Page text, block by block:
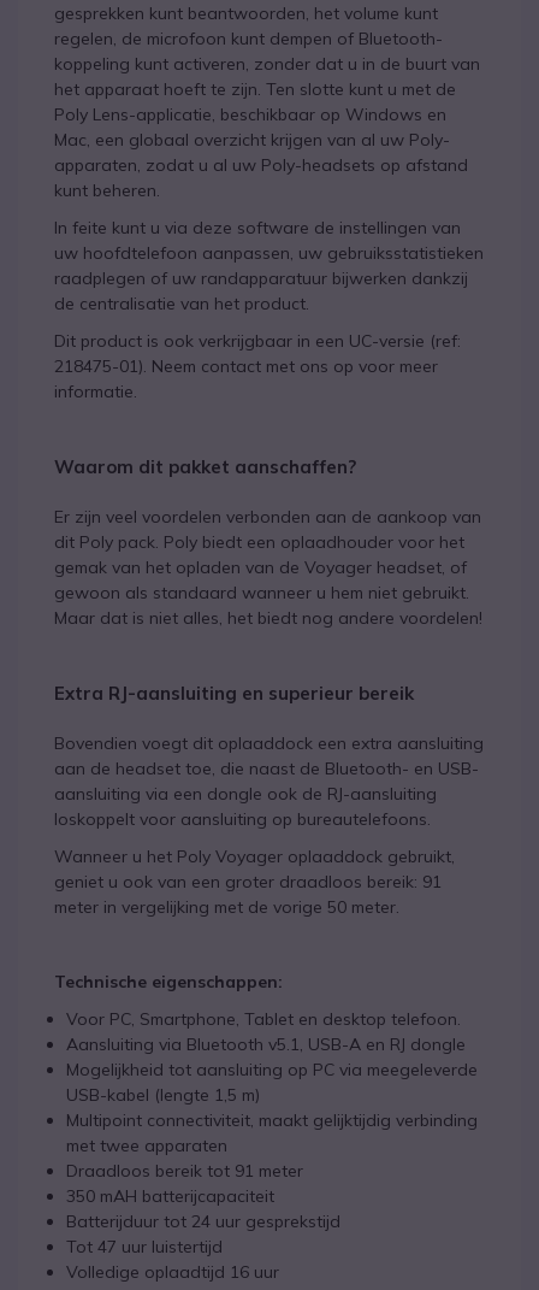
gesprekken kunt beantwoorden, het volume kunt
regelen, de microfoon kunt dempen of Bluetooth-
koppeling kunt activeren, zonder dat u in de buurt van
het apparaat hoeft te zijn. Ten slotte kunt u met de
Poly Lens-applicatie, beschikbaar op Windows en
Mac, een globaal overzicht krijgen van al uw Poly-
apparaten, zodat u al uw Poly-headsets op afstand
kunt beheren.
In feite kunt u via deze software de instellingen van
uw hoofdtelefoon aanpassen, uw gebruiksstatistieken
raadplegen of uw randapparatuur bijwerken dankzij
de centralisatie van het product.
Dit product is ook verkrijgbaar in een UC-versie (ref:
218475-01). Neem contact met ons op voor meer
informatie.
Waarom dit pakket aanschaffen?
Er zijn veel voordelen verbonden aan de aankoop van
dit Poly pack. Poly biedt een oplaadhouder voor het
gemak van het opladen van de Voyager headset, of
gewoon als standaard wanneer u hem niet gebruikt.
Maar dat is niet alles, het biedt nog andere voordelen!
Extra RJ-aansluiting en superieur bereik
Bovendien voegt dit oplaaddock een extra aansluiting
aan de headset toe, die naast de Bluetooth- en USB-
aansluiting via een dongle ook de RJ-aansluiting
loskoppelt voor aansluiting op bureautelefoons.
Wanneer u het Poly Voyager oplaaddock gebruikt,
geniet u ook van een groter draadloos bereik: 91
meter in vergelijking met de vorige 50 meter.
Technische eigenschappen:
Voor PC, Smartphone, Tablet en desktop telefoon.
Aansluiting via Bluetooth v5.1, USB-A en RJ dongle
Mogelijkheid tot aansluiting op PC via meegeleverde
USB-kabel (lengte 1,5 m)
Multipoint connectiviteit, maakt gelijktijdig verbinding
met twee apparaten
Draadloos bereik tot 91 meter
350 mAH batterijcapaciteit
Batterijduur tot 24 uur gesprekstijd
Tot 47 uur luistertijd
Volledige oplaadtijd 16 uur